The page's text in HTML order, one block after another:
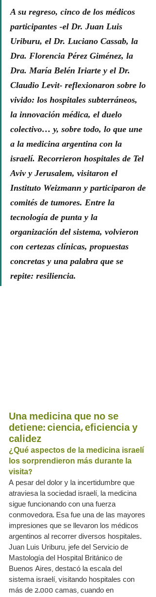
A su regreso, cinco de los médicos
participantes -el Dr. Juan Luis
Uriburu, el Dr. Luciano Cassab, la
Dra. Florencia Pérez Giménez, la
Dra. María Belén Iriarte y el Dr.
Claudio Levit- reflexionaron sobre lo
vivido: los hospitales subterráneos,
la innovación médica, el duelo
colectivo… y, sobre todo, lo que une
a la medicina argentina con la
israelí. Recorrieron hospitales de Tel
Aviv y Jerusalem, visitaron el
Instituto Weizmann y participaron de
comités de tumores. Entre la
tecnología de punta y la
organización del sistema, volvieron
con certezas clínicas, propuestas
concretas y una palabra que se
repite: resiliencia.
Una medicina que no se
detiene: ciencia, eficiencia y
calidez
¿Qué aspectos de la medicina israelí
los sorprendieron más durante la
visita?
A pesar del dolor y la incertidumbre que
atraviesa la sociedad israelí, la medicina
sigue funcionando con una fuerza
conmovedora. Esa fue una de las mayores
impresiones que se llevaron los médicos
argentinos al recorrer diversos hospitales.
Juan Luis Uriburu, jefe del Servicio de
Mastología del Hospital Británico de
Buenos Aires, destacó la escala del
sistema israelí, visitando hospitales con
más de 2.000 camas, cuando en